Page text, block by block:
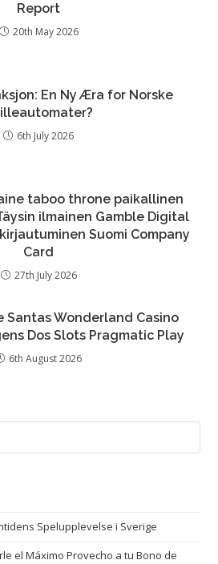
Report
20th May 2026
En Ny Æra for Norske
6th July 2026
taboo throne paikallinen
ilmainen Gamble Digital
Suomi Company
Card
27th July 2026
Santas Wonderland Casino
Dos Slots Pragmatic Play
6th August 2026
Spelupplevelse i Sverige
el Máximo Provecho a tu Bono de